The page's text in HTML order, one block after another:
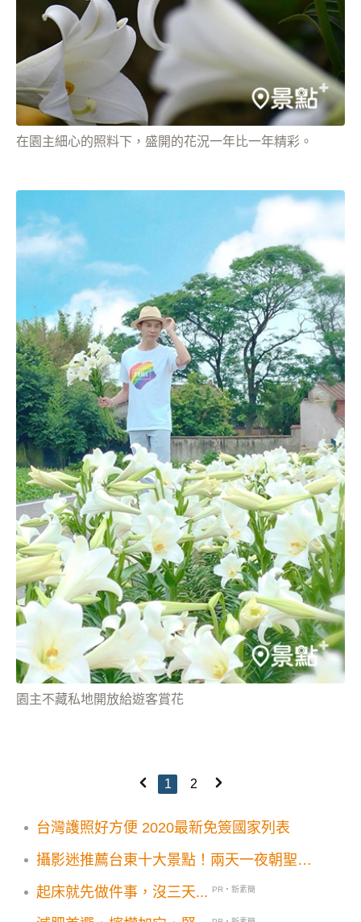
在園主細心的照料下，盛開的花況一年比一年精彩。
園主不藏私地開放給遊客賞花
1 2
台灣護照好方便 2020最新免簽國家列表
攝影迷推薦台東十大景點！兩天一夜朝聖必
起床就先做件事，沒三天...
PR・新素簡